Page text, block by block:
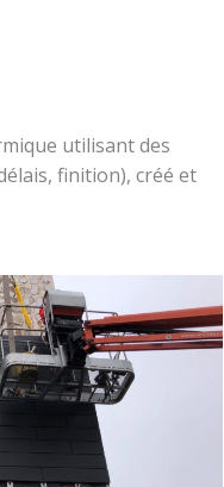
utilisant des
finition), créé et